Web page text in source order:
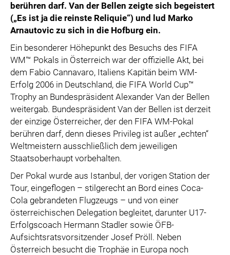
berühren darf. Van der Bellen zeigte sich begeistert
(„Es ist ja die reinste Reliquie“) und lud Marko
Arnautovic zu sich in die Hofburg ein.
Ein besonderer Höhepunkt des Besuchs des FIFA
WM™ Pokals in Österreich war der offizielle Akt, bei
dem Fabio Cannavaro, Italiens Kapitän beim WM-
Erfolg 2006 in Deutschland, die FIFA World Cup™
Trophy an Bundespräsident Alexander Van der Bellen
weitergab. Bundespräsident Van der Bellen ist derzeit
der einzige Österreicher, der den FIFA WM-Pokal
berühren darf, denn dieses Privileg ist außer „echten“
Weltmeistern ausschließlich dem jeweiligen
Staatsoberhaupt vorbehalten.
Der Pokal wurde aus Istanbul, der vorigen Station der
Tour, eingeflogen – stilgerecht an Bord eines Coca-
Cola gebrandeten Flugzeugs – und von einer
österreichischen Delegation begleitet, darunter U17-
Erfolgscoach Hermann Stadler sowie ÖFB-
Aufsichtsratsvorsitzender Josef Pröll. Neben
Österreich besucht die Trophäe in Europa noch